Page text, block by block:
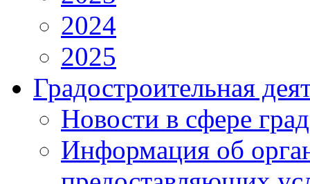
2024
2025
Градостроительная
Новости в сфере
Информация об